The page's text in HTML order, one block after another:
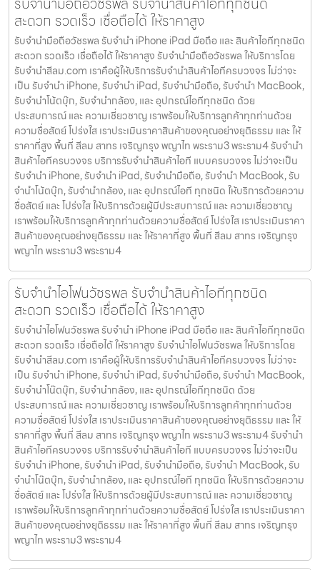
สะดวก รวดเร็ว เชื่อถือได้ ให้ราคาสูง
รับจำนำมือถือวัชรพล รับจำนำ iPhone iPad มือถือ และ สินค้าไอทีทุกชนิด
สะดวก รวดเร็ว เชื่อถือได้ ให้ราคาสูง รับจำนำมือถือวัชรพล ให้บริการโดย
รับจํานําสีลม.com เราคือผู้ให้บริการรับจำนำสินค้าไอทีครบวงจร ไม่ว่าจะ
เป็น รับจำนำ iPhone, รับจำนำ iPad, รับจำนำมือถือ, รับจำนำ MacBook,
รับจำนำโน้ตบุ๊ก, รับจำนำกล้อง, และ อุปกรณ์ไอทีทุกชนิด ด้วย
ประสบการณ์ และ ความเชี่ยวชาญ เราพร้อมให้บริการลูกค้าทุกท่านด้วย
ความซื่อสัตย์ โปร่งใส เราประเมินราคาสินค้าของคุณอย่างยุติธรรม และ ให้
ราคาที่สูง พื้นที่ สีลม สาทร เจริญกรุง พญาไท พระราม3 พระราม4 รับจำนำ
สินค้าไอทีครบวงจร บริการรับจำนำสินค้าไอที แบบครบวงจร ไม่ว่าจะเป็น
รับจำนำ iPhone, รับจำนำ iPad, รับจำนำมือถือ, รับจำนำ MacBook, รับ
จำนำโน้ตบุ๊ก, รับจำนำกล้อง, และ อุปกรณ์ไอที ทุกชนิด ให้บริการด้วยความ
ซื่อสัตย์ และ โปร่งใส ให้บริการด้วยผู้มีประสบการณ์ และ ความเชี่ยวชาญ
เราพร้อมให้บริการลูกค้าทุกท่านด้วยความซื่อสัตย์ โปร่งใส เราประเมินราคา
สินค้าของคุณอย่างยุติธรรม และ ให้ราคาที่สูง พื้นที่ สีลม สาทร เจริญกรุง
พญาไท พระราม3 พระราม4
รับจำนำไอโฟนวัชรพล รับจำนำสินค้าไอทีทุกชนิด
สะดวก รวดเร็ว เชื่อถือได้ ให้ราคาสูง
รับจำนำไอโฟนวัชรพล รับจำนำ iPhone iPad มือถือ และ สินค้าไอทีทุกชนิด
สะดวก รวดเร็ว เชื่อถือได้ ให้ราคาสูง รับจำนำไอโฟนวัชรพล ให้บริการโดย
รับจํานําสีลม.com เราคือผู้ให้บริการรับจำนำสินค้าไอทีครบวงจร ไม่ว่าจะ
เป็น รับจำนำ iPhone, รับจำนำ iPad, รับจำนำมือถือ, รับจำนำ MacBook,
รับจำนำโน๊ตบุ๊ก, รับจำนำกล้อง, และ อุปกรณ์ไอทีทุกชนิด ด้วย
ประสบการณ์ และ ความเชี่ยวชาญ เราพร้อมให้บริการลูกค้าทุกท่านด้วย
ความซื่อสัตย์ โปร่งใส เราประเมินราคาสินค้าของคุณอย่างยุติธรรม และ ให้
ราคาที่สูง พื้นที่ สีลม สาทร เจริญกรุง พญาไท พระราม3 พระราม4 รับจำนำ
สินค้าไอทีครบวงจร บริการรับจำนำสินค้าไอที แบบครบวงจร ไม่ว่าจะเป็น
รับจำนำ iPhone, รับจำนำ iPad, รับจำนำมือถือ, รับจำนำ MacBook, รับ
จำนำโน๊ตบุ๊ก, รับจำนำกล้อง, และ อุปกรณ์ไอที ทุกชนิด ให้บริการด้วยความ
ซื่อสัตย์ และ โปร่งใส ให้บริการด้วยผู้มีประสบการณ์ และ ความเชี่ยวชาญ
เราพร้อมให้บริการลูกค้าทุกท่านด้วยความซื่อสัตย์ โปร่งใส เราประเมินราคา
สินค้าของคุณอย่างยุติธรรม และ ให้ราคาที่สูง พื้นที่ สีลม สาทร เจริญกรุง
พญาไท พระราม3 พระราม4